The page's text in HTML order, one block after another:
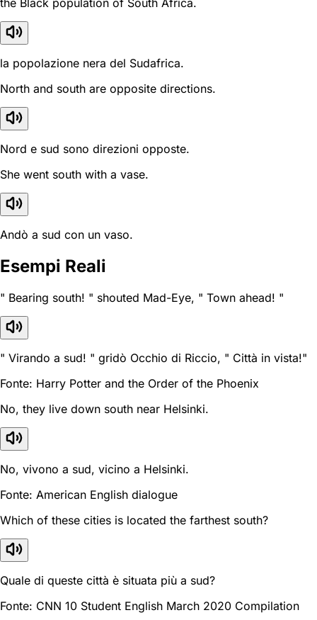
the Black population of South Africa.
la popolazione nera del Sudafrica.
North and south are opposite directions.
Nord e sud sono direzioni opposte.
She went south with a vase.
Andò a sud con un vaso.
Esempi Reali
" Bearing south! " shouted Mad-Eye, " Town ahead! "
" Virando a sud! " gridò Occhio di Riccio, " Città in vista!"
Fonte: Harry Potter and the Order of the Phoenix
No, they live down south near Helsinki.
No, vivono a sud, vicino a Helsinki.
Fonte: American English dialogue
Which of these cities is located the farthest south?
Quale di queste città è situata più a sud?
Fonte: CNN 10 Student English March 2020 Compilation